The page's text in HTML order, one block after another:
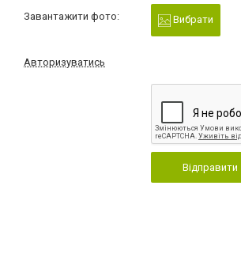
Завантажити фото: Вибрати
Авторизуватись
Відправити